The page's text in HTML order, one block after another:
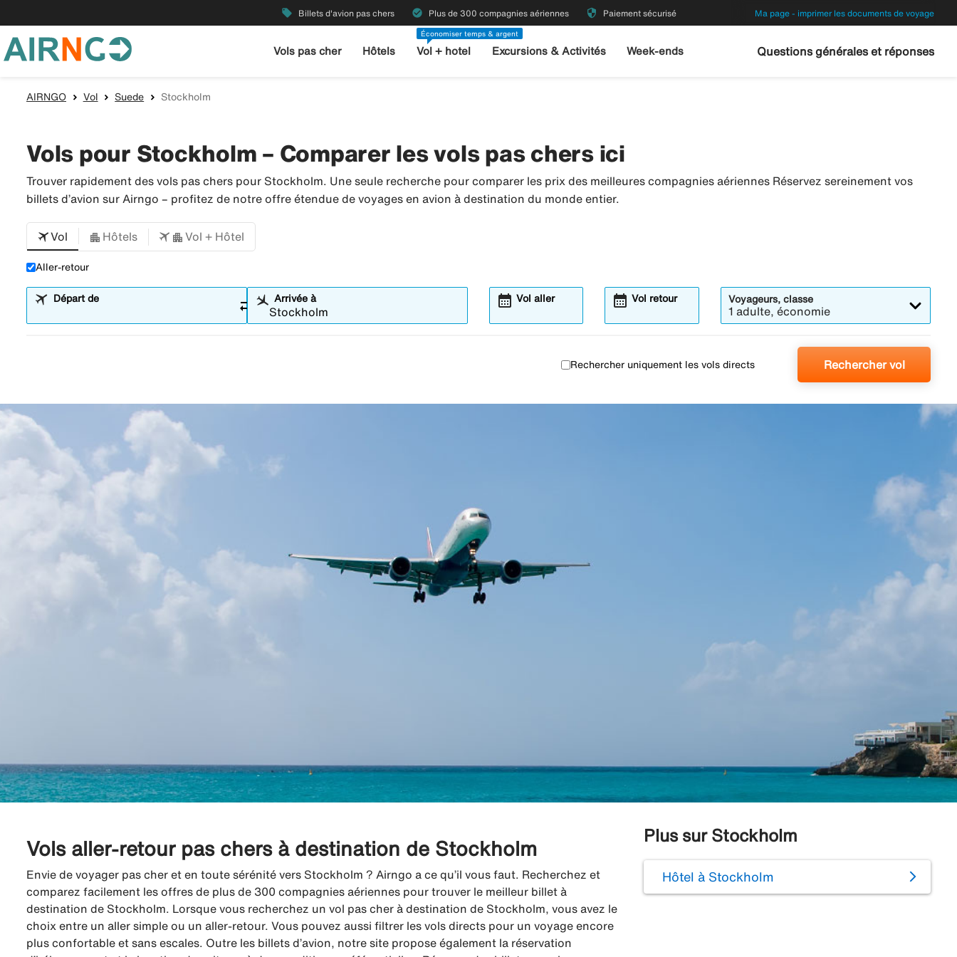
local_offer Billets d'avion pas chers check_circle Plus de 300 compagnies aériennes security Paiement sécurisé Ma page - imprimer les documents de voyage
Vols pas cher Hôtels
Économiser temps & argent
Vol + hotel Excursions & Activités Week-ends Questions générales et réponses
AIRNGO Vol Suede Stockholm
Vols pour Stockholm – Comparer les vols pas chers ici
Trouver rapidement des vols pas chers pour Stockholm. Une seule recherche pour comparer les prix des meilleures compagnies aériennes Réservez sereinement vos
billets d’avion sur Airngo – profitez de notre offre étendue de voyages en avion à destination du monde entier.
Vol Hôtels Vol + Hôtel
Aller-retour
Départ de sync_alt Arrivée à Vol aller
calendar_month Vol retour
calendar_month Voyageurs, classe
1 adulte, économie
Rechercher uniquement les vols directs Rechercher vol
Vols aller-retour pas chers à destination de Stockholm
Envie de voyager pas cher et en toute sérénité vers Stockholm ? Airngo a ce qu’il vous faut. Recherchez et
comparez facilement les offres de plus de 300 compagnies aériennes pour trouver le meilleur billet à
destination de Stockholm. Lorsque vous recherchez un vol pas cher à destination de Stockholm, vous avez le
choix entre un aller simple ou un aller-retour. Vous pouvez aussi filtrer les vols directs pour un voyage encore
plus confortable et sans escales. Outre les billets d’avion, notre site propose également la réservation
Plus sur Stockholm
Hôtel à Stockholm